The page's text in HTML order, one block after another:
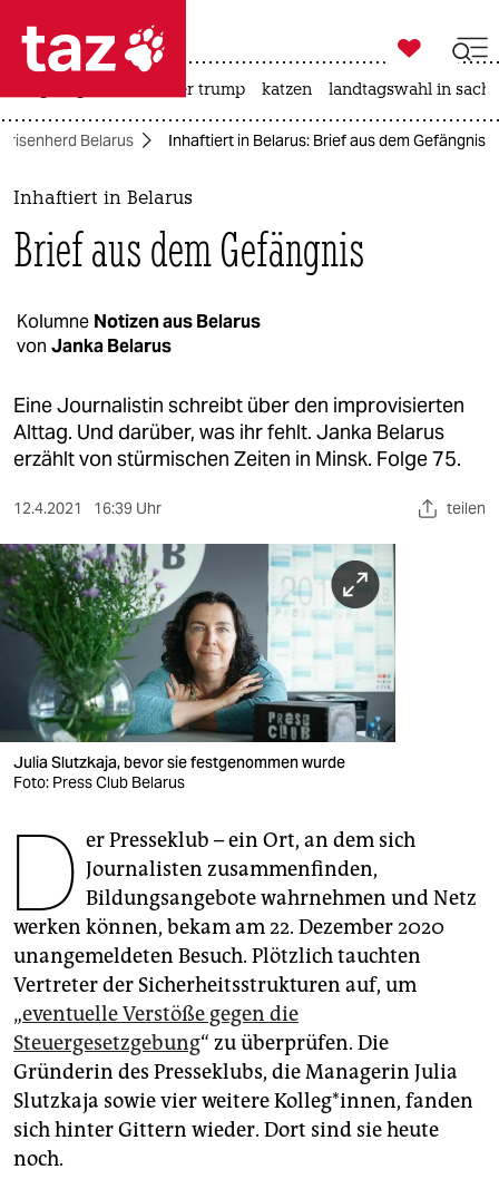
 taz zahl ich
taz zahl ich
themen
politik
gesellschaft
kultur
sport
berlin
nord
wahrheit
verlag
verlag
veranstaltungen
shop
unterstützen
abo
genossenschaft
epaper login

taz zahl ich
usa unter trump katzen landtagswahl in
Krisenherd Belarus Inhaftiert in Belarus: Brief aus dem Gefängnis
Inhaftiert in Belarus
Brief aus dem Gefängnis
Kolumne Notizen aus Belarus
von Janka Belarus
Eine Journalistin schreibt über den improvisierten
Alttag. Und darüber, was ihr fehlt. Janka Belarus
erzählt von stürmischen Zeiten in Minsk. Folge 75.
12.4.2021 16:39 Uhr teilen
Julia Slutzkaja, bevor sie festgenommen wurde
Foto: Press Club Belarus
D er Presseklub – ein Ort, an dem sich
Journalisten zusammenfinden,
Bildungsangebote wahrnehmen und Netz
werken können, bekam am 22. Dezember 2020
unangemeldeten Besuch. Plötzlich tauchten
Vertreter der Sicherheitsstrukturen auf, um
„eventuelle Verstöße gegen die
Steuergesetzgebung“ zu überprüfen. Die
Gründerin des Presseklubs, die Managerin Julia
Slutzkaja sowie vier weitere Kol­le­g*in­nen, fanden
sich hinter Gittern wieder. Dort sind sie heute
noch.